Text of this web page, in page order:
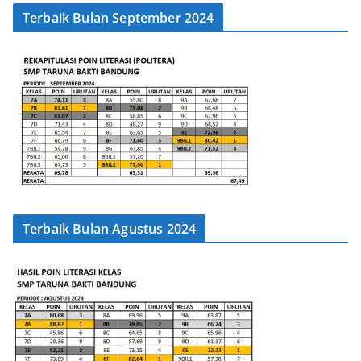
Terbaik Bulan September 2024
Terbaik Bulan Agustus 2024